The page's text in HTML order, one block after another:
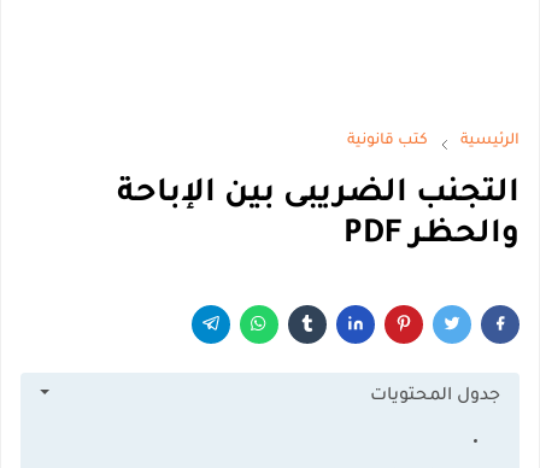
الرئيسية كتب قانونية
التجنب الضريبى بين الإباحة
والحظر PDF
جدول المحتويات